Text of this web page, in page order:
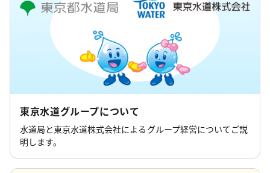
東京水道グループについて
水道局と東京水道株式会社によるグループ経営についてご説
明します。